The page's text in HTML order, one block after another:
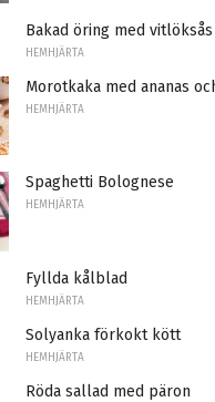
Bakad öring med vitlöksås
HEMHJÄRTA
Morotkaka med ananas
HEMHJÄRTA
Spaghetti Bolognese
HEMHJÄRTA
Fyllda kålblad
HEMHJÄRTA
Solyanka förkokt kött
HEMHJÄRTA
Röda sallad med päron